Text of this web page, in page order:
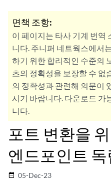
면책 조항:
이 페이지는 타사 기계 번역
니다. 주니퍼 네트웍스에서
하기 위한 합리적인 수준의
츠의 정확성을 보장할 수 없
의 정확성과 관련해 의문이
시기 바랍니다. 다운로드 가
니다.
포트 변환을
엔드포인트 독
date_range 05-Dec-23